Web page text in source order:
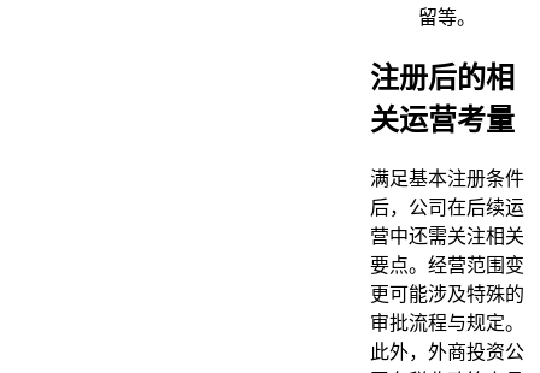
留等。
注册后的相
关运营考量
满足基本注册条件
后，公司在后续运
营中还需关注相关
要点。经营范围变
更可能涉及特殊的
审批流程与规定。
此外，外商投资公